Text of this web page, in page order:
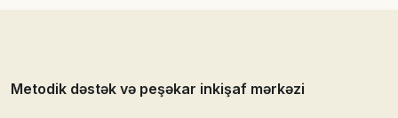
Metodik dəstək və peşəkar inkişaf mərkəzi